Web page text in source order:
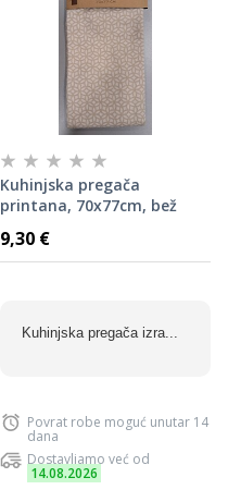
Kuhinjska pregača
printana, 70x77cm, bež
9,30 €
Kuhinjska pregača izra...
Povrat robe moguć unutar 14
dana
Dostavljamo već od
14.08.2026